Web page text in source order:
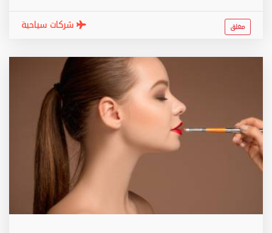
شركات سياحية مغلق